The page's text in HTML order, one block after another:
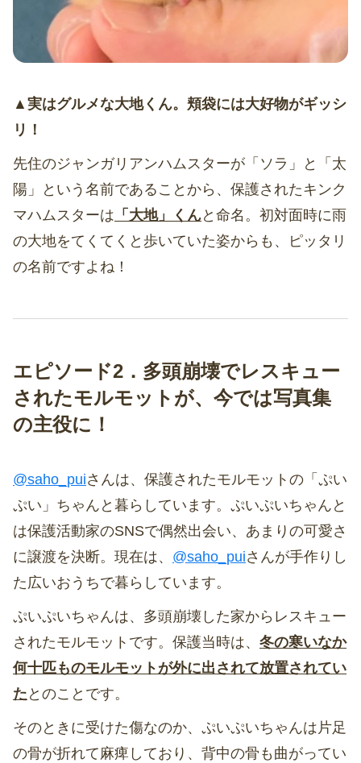
▲実はグルメな大地くん。頬袋には大好物がギッシ
リ！
先住のジャンガリアンハムスターが「ソラ」と「太
陽」という名前であることから、保護されたキンク
マハムスターは 「大地」くんと命名。初対面時に雨
の大地をてくてくと歩いていた姿からも、ピッタリ
の名前ですよね！
エピソード2．多頭崩壊でレスキュー
されたモルモットが、今では写真集
の主役に！
@saho_puiさんは、保護されたモルモットの「ぷい
ぷい」ちゃんと暮らしています。ぷいぷいちゃんと
は保護活動家のSNSで偶然出会い、あまりの可愛さ
に譲渡を決断。現在は、 @saho_puiさんが手作りし
た広いおうちで暮らしています。
ぷいぷいちゃんは、多頭崩壊した家からレスキュー
されたモルモットです。保護当時は、 冬の寒いなか
何十匹ものモルモットが外に出されて放置されてい
た とのことです。
そのときに受けた傷なのか、ぷいぷいちゃんは片足
の骨が折れて麻痺しており、背中の骨も曲がってい